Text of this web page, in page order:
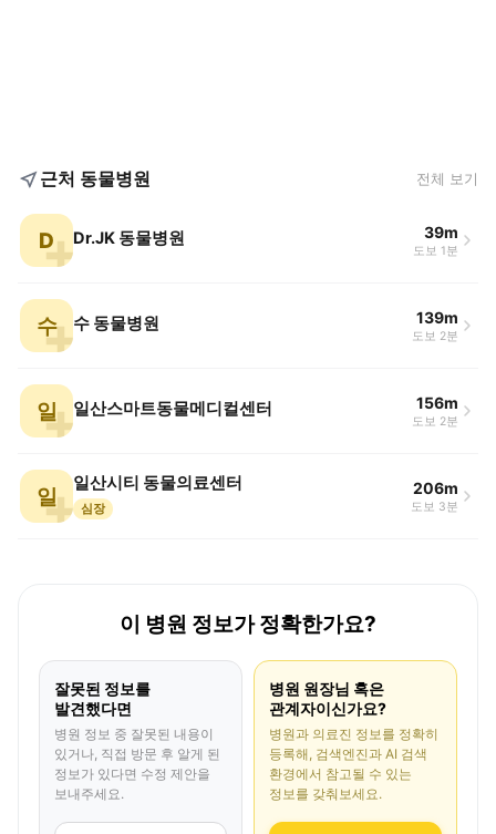
근처 동물병원 전체 보기
D Dr.JK 동물병원 39m
도보 1분
수 수 동물병원 139m
도보 2분
일 일산스마트동물메디컬센터 156m
도보 2분
일
일산시티 동물의료센터
심장
206m
도보 3분
이 병원 정보가 정확한가요?
잘못된 정보를
발견했다면
병원 정보 중 잘못된 내용이
있거나, 직접 방문 후 알게 된
정보가 있다면 수정 제안을
보내주세요.
병원 원장님 혹은
관계자이신가요?
병원과 의료진 정보를 정확히
등록해, 검색엔진과 AI 검색
환경에서 참고될 수 있는
정보를 갖춰보세요.